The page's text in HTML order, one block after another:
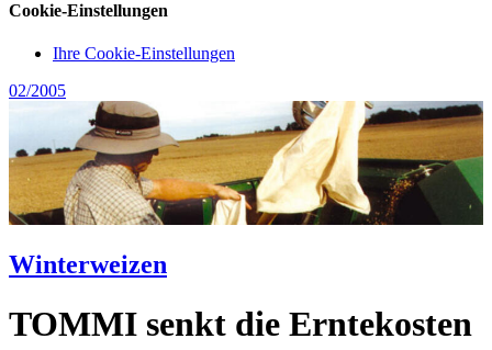
Cookie-Einstellungen
Ihre Cookie-Einstellungen
02/2005
Winterweizen
TOMMI senkt die Erntekosten